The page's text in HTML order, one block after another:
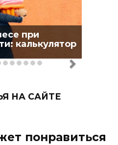
при
калькулятор
НА САЙТЕ
понравиться